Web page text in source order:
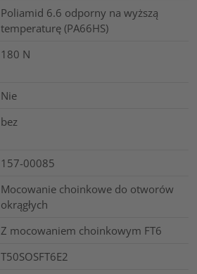
Poliamid 6.6 odporny na wyższą
temperaturę (PA66HS)
180 N
Nie
bez
157-00085
Mocowanie choinkowe do otworów
okrągłych
Z mocowaniem choinkowym FT6
T50SOSFT6E2